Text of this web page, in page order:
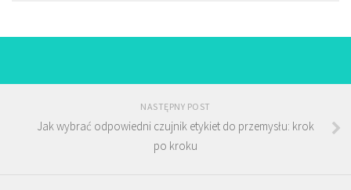
NASTĘPNY POST
Jak wybrać odpowiedni czujnik etykiet do przemysłu: krok
po kroku